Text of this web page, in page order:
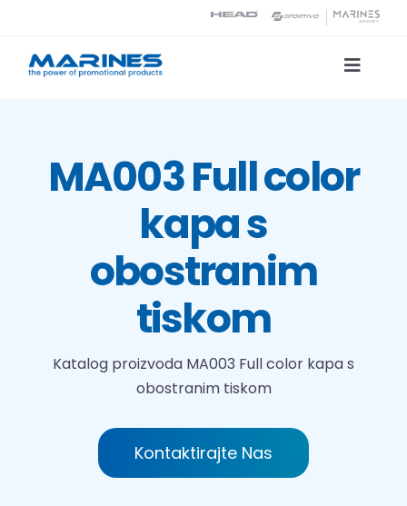
content
Toggle
Tehnologije tiska
MA003 Full color
kapa s
obostranim
tiskom
Katalog proizvoda MA003 Full color kapa s
obostranim tiskom
Kontaktirajte Nas